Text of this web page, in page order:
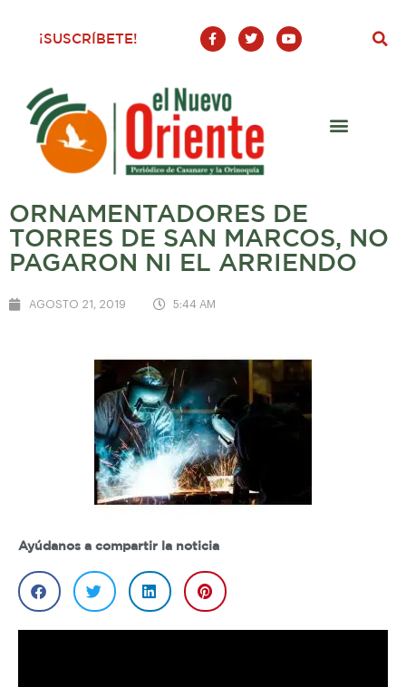
¡SUSCRÍBETE!
F
a
c
o
o
-
T
w
i
Y
o
u
ORNAMENTADORES DE
TORRES DE SAN MARCOS, NO
PAGARON NI EL ARRIENDO
AGOSTO 21, 2019 5:44 AM
Ayúdanos a compartir la noticia